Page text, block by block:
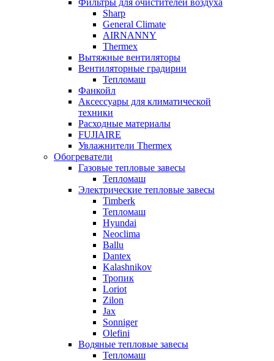
Фильтры для очистителей воздуха
Sharp
General Climate
AIRNANNY
Thermex
Вытяжные вентиляторы
Вентиляторные градирни
Тепломаш
Фанкойл
Аксессуары для климатической
техники
Расходные материалы
FUJIAIRE
Увлажнители Thermex
Обогреватели
Газовые тепловые завесы
Тепломаш
Электрические тепловые завесы
Timberk
Тепломаш
Hyundai
Neoclima
Ballu
Dantex
Kalashnikov
Тропик
Loriot
Zilon
Jax
Sonniger
Olefini
Водяные тепловые завесы
Тепломаш